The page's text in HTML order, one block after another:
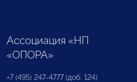
Ассоциация «НП
«ОПОРА»
+7 (495) 247-4777 (доб. 124)